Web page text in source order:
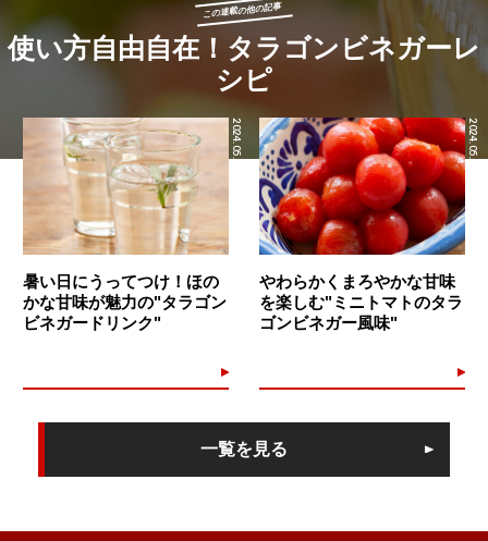
この連載の他の記事
使い方自由自在！タラゴンビネガーレ
シピ
2024.05.28
暑い日にうってつけ！ほの
かな甘味が魅力の"タラゴン
ビネガードリンク"
2024.05.27
やわらかくまろやかな甘味
を楽しむ"ミニトマトのタラ
ゴンビネガー風味"
一覧を見る